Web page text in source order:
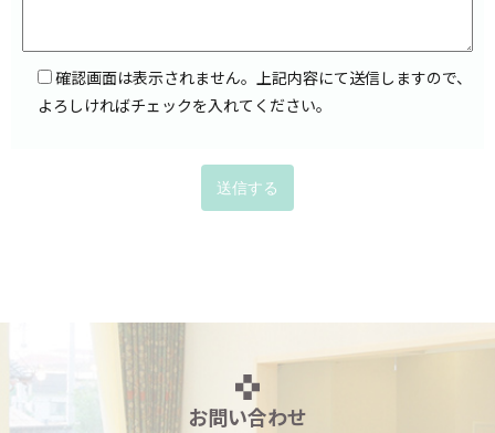
確認画面は表示されません。上記内容にて送信しますので、
よろしければチェックを入れてください。
お問い合わせ